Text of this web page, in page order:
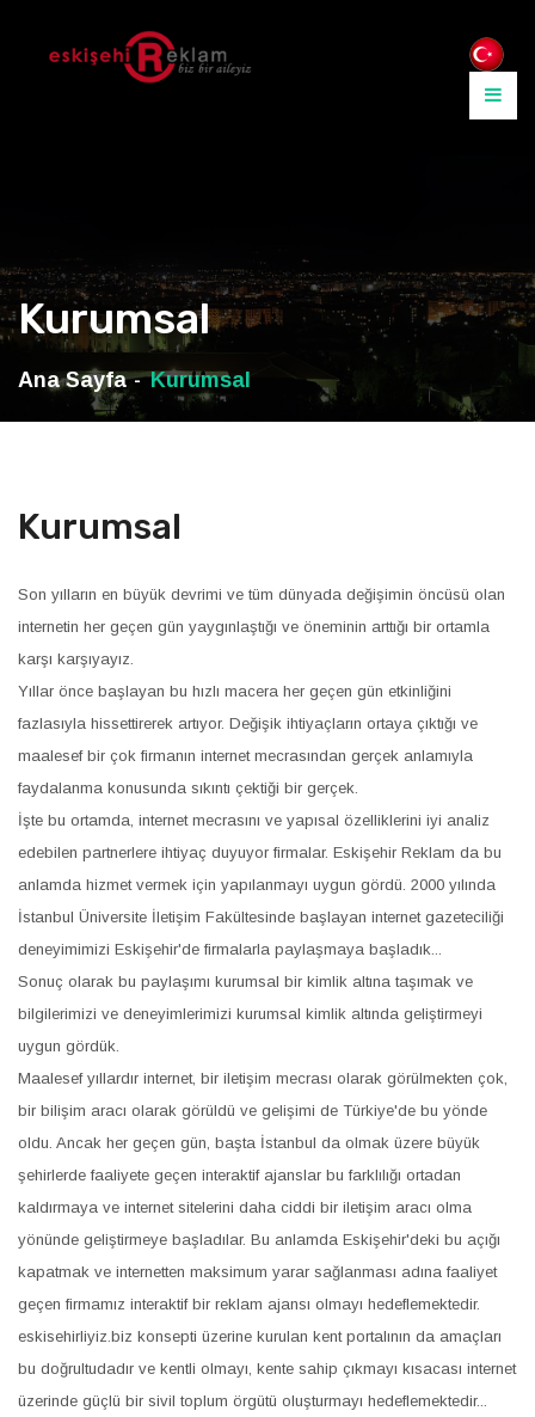
Kurumsal
Ana Sayfa Kurumsal
Kurumsal
Son yılların en büyük devrimi ve tüm dünyada değişimin öncüsü olan
internetin her geçen gün yaygınlaştığı ve öneminin arttığı bir ortamla
karşı karşıyayız.
Yıllar önce başlayan bu hızlı macera her geçen gün etkinliğini
fazlasıyla hissettirerek artıyor. Değişik ihtiyaçların ortaya çıktığı ve
maalesef bir çok firmanın internet mecrasından gerçek anlamıyla
faydalanma konusunda sıkıntı çektiği bir gerçek.
İşte bu ortamda, internet mecrasını ve yapısal özelliklerini iyi analiz
edebilen partnerlere ihtiyaç duyuyor firmalar. Eskişehir Reklam da bu
anlamda hizmet vermek için yapılanmayı uygun gördü. 2000 yılında
İstanbul Üniversite İletişim Fakültesinde başlayan internet gazeteciliği
deneyimimizi Eskişehir'de firmalarla paylaşmaya başladık...
Sonuç olarak bu paylaşımı kurumsal bir kimlik altına taşımak ve
bilgilerimizi ve deneyimlerimizi kurumsal kimlik altında geliştirmeyi
uygun gördük.
Maalesef yıllardır internet, bir iletişim mecrası olarak görülmekten çok,
bir bilişim aracı olarak görüldü ve gelişimi de Türkiye'de bu yönde
oldu. Ancak her geçen gün, başta İstanbul da olmak üzere büyük
şehirlerde faaliyete geçen interaktif ajanslar bu farklılığı ortadan
kaldırmaya ve internet sitelerini daha ciddi bir iletişim aracı olma
yönünde geliştirmeye başladılar. Bu anlamda Eskişehir'deki bu açığı
kapatmak ve internetten maksimum yarar sağlanması adına faaliyet
geçen firmamız interaktif bir reklam ajansı olmayı hedeflemektedir.
eskisehirliyiz.biz konsepti üzerine kurulan kent portalının da amaçları
bu doğrultudadır ve kentli olmayı, kente sahip çıkmayı kısacası internet
üzerinde güçlü bir sivil toplum örgütü oluşturmayı hedeflemektedir...